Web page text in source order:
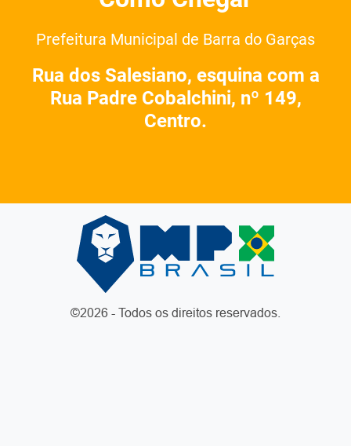
Prefeitura Municipal de Barra do Garças
Rua dos Salesiano, esquina com a
Rua Padre Cobalchini, nº 149,
Centro.
©2026 - Todos os direitos reservados.